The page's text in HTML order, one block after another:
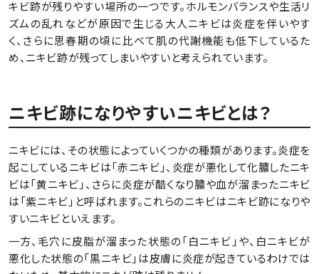
キビ跡が残りやすい場所の一つです。ホルモンバランスや生活リ
ズムの乱れなどが原因で生じる大人ニキビは炎症を伴いやす
く、さらに思春期の頃に比べて肌の代謝機能も低下しているた
め、ニキビ跡が残ってしまいやすいと考えられています。
ニキビ跡になりやすいニキビとは？
ニキビには、その状態によっていくつかの種類があります。炎症を
起こしているニキビは「赤ニキビ」、炎症が悪化して化膿したニキ
ビは「黄ニキビ」、さらに炎症が酷くなり膿や血が溜まったニキビ
は「紫ニキビ」と呼ばれます。これらのニキビはニキビ跡になりや
すいニキビといえます。
一方、毛穴に皮脂が溜まった状態の「白ニキビ」や、白ニキビが
悪化した状態の「黒ニキビ」は皮膚に炎症が起きているわけでは